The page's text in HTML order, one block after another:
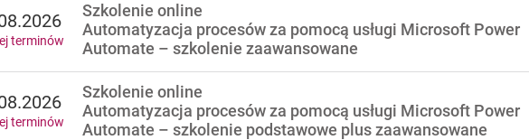
Szkolenie online
Automatyzacja procesów za pomocą usługi Microsoft Power
Automate – szkolenie zaawansowane
terminów
Szkolenie online
Automatyzacja procesów za pomocą usługi Microsoft Power
Automate – szkolenie podstawowe plus zaawansowane
terminów